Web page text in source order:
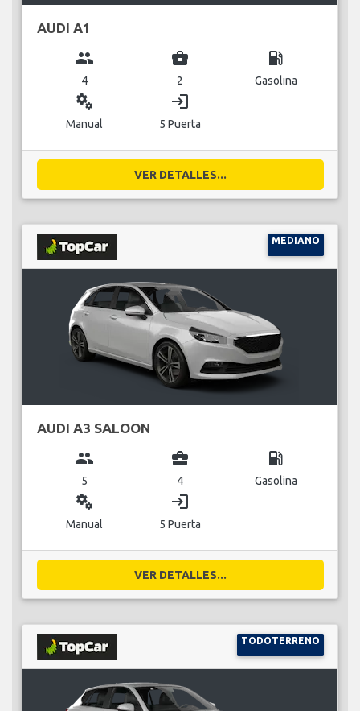
AUDI A1
group
4
business_center
2
local_gas_station
Gasolina
miscellaneous_services
Manual
login
5 Puerta
VER DETALLES...
MEDIANO
AUDI A3 SALOON
group
5
business_center
4
local_gas_station
Gasolina
miscellaneous_services
Manual
login
5 Puerta
VER DETALLES...
TODOTERRENO